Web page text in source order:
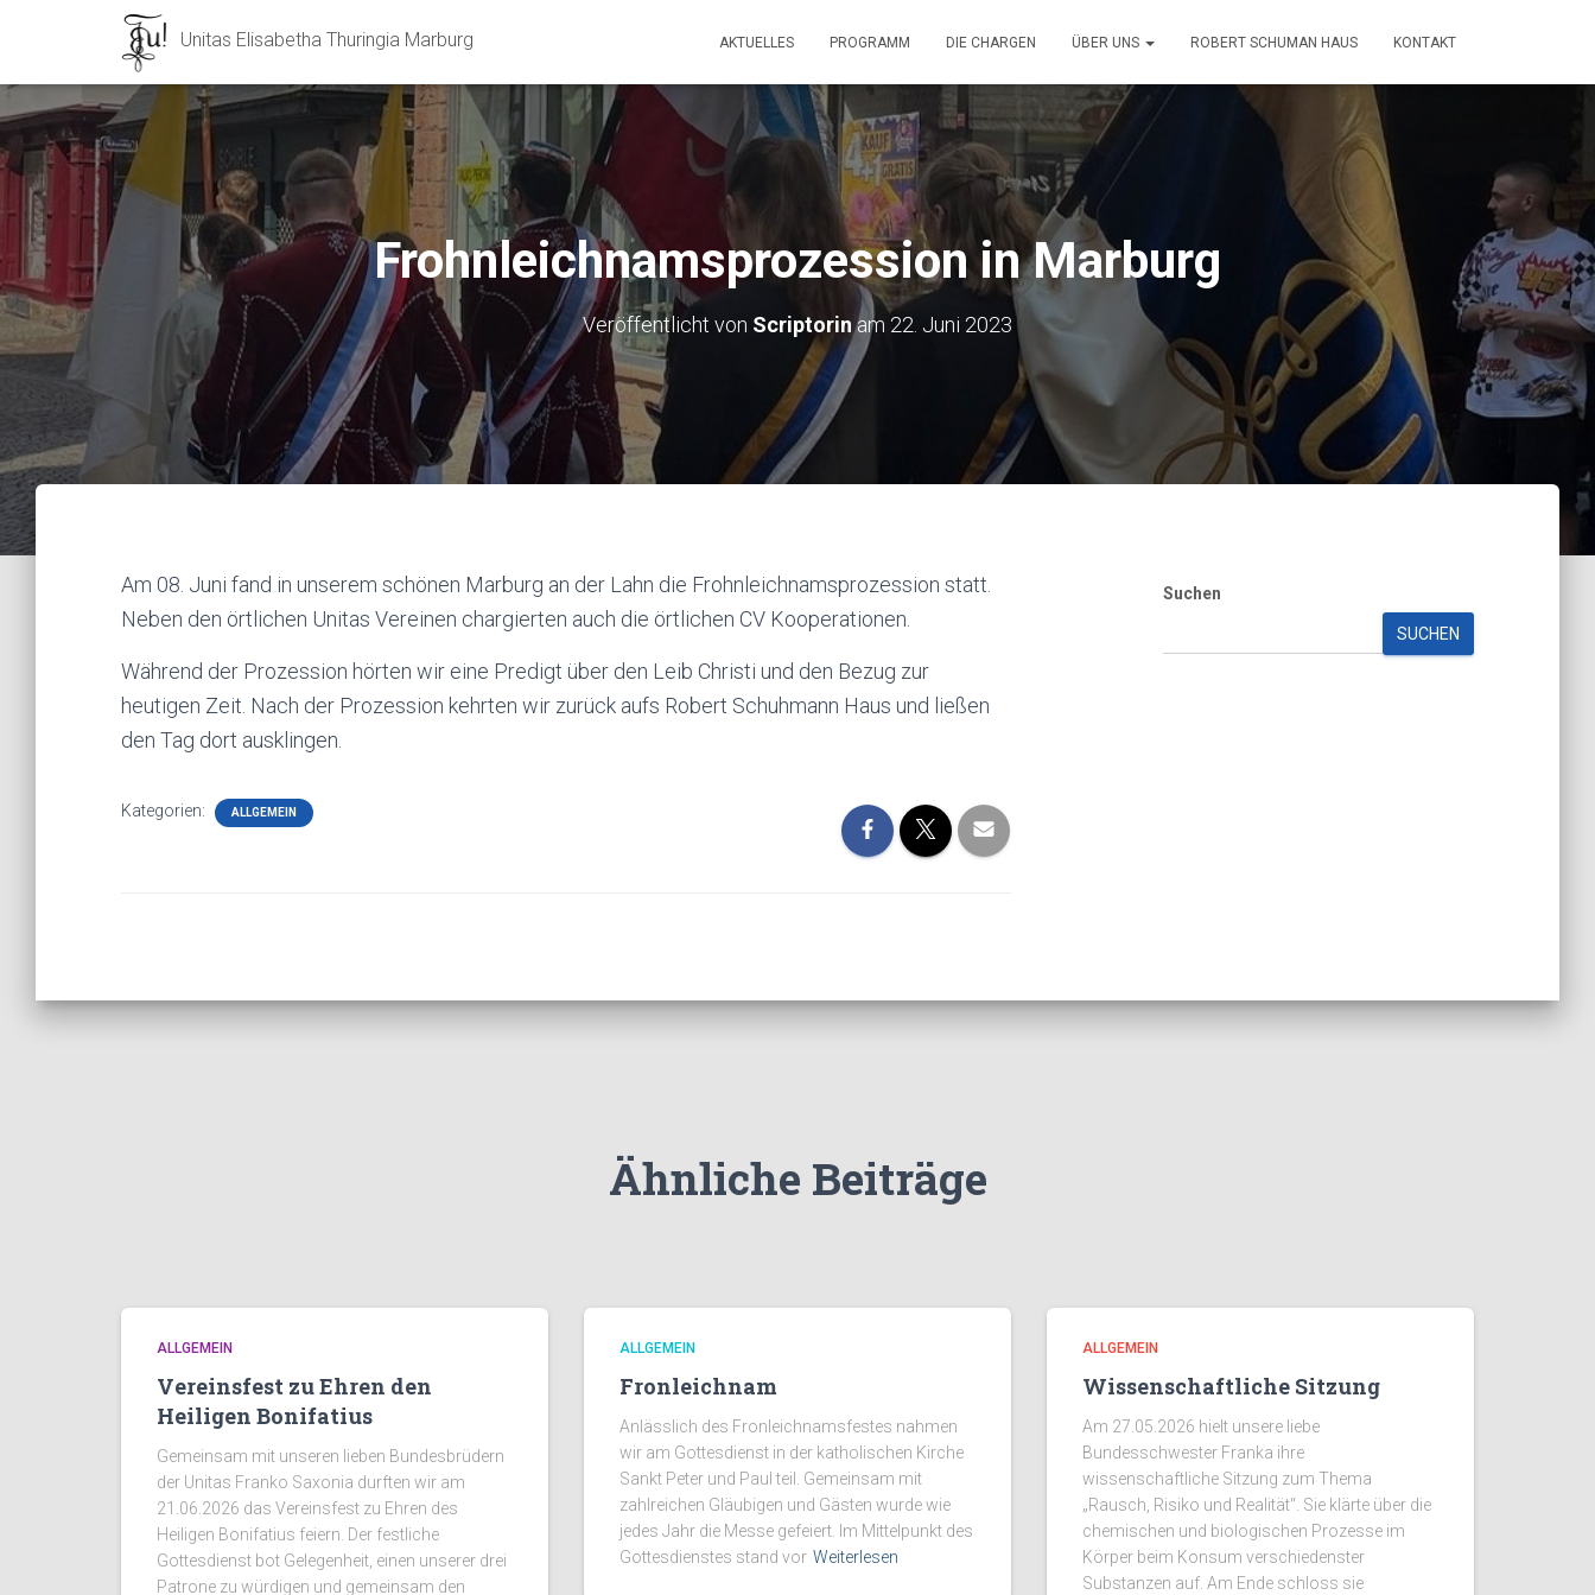
Unitas Elisabetha Thuringia Marburg AKTUELLES PROGRAMM DIE CHARGEN ÜBER UNS ROBERT SCHUMAN HAUS KONTAKT
Frohnleichnamsprozession in Marburg
Veröffentlicht von Scriptorinam 22. Juni 2023
Am 08. Juni fand in unserem schönen Marburg an der Lahn die Frohnleichnamsprozession statt.
Neben den örtlichen Unitas Vereinen chargierten auch die örtlichen CV Kooperationen.
Während der Prozession hörten wir eine Predigt über den Leib Christi und den Bezug zur
heutigen Zeit. Nach der Prozession kehrten wir zurück aufs Robert Schuhmann Haus und ließen
den Tag dort ausklingen.
Kategorien: ALLGEMEIN
Suchen
SUCHEN
Ähnliche Beiträge
ALLGEMEIN
Vereinsfest zu Ehren den
Heiligen Bonifatius
Gemeinsam mit unseren lieben Bundesbrüdern
der Unitas Franko Saxonia durften wir am
21.06.2026 das Vereinsfest zu Ehren des
Heiligen Bonifatius feiern. Der festliche
Gottesdienst bot Gelegenheit, einen unserer drei
Patrone zu würdigen und gemeinsam den
ALLGEMEIN
Fronleichnam
Anlässlich des Fronleichnamsfestes nahmen
wir am Gottesdienst in der katholischen Kirche
Sankt Peter und Paul teil. Gemeinsam mit
zahlreichen Gläubigen und Gästen wurde wie
jedes Jahr die Messe gefeiert. Im Mittelpunkt des
Gottesdienstes stand vor Weiterlesen
ALLGEMEIN
Wissenschaftliche Sitzung
Am 27.05.2026 hielt unsere liebe
Bundesschwester Franka ihre
wissenschaftliche Sitzung zum Thema
„Rausch, Risiko und Realität“. Sie klärte über die
chemischen und biologischen Prozesse im
Körper beim Konsum verschiedenster
Substanzen auf. Am Ende schloss sie